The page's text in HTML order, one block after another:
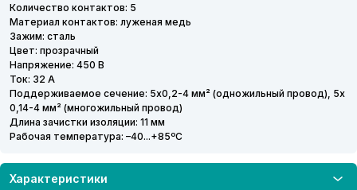
Количество контактов: 5
Материал контактов: луженая медь
Зажим: сталь
Цвет: прозрачный
Напряжение: 450 В
Ток: 32 А
Поддерживаемое сечение: 5x0,2-4 мм² (одножильный провод), 5x
0,14-4 мм² (многожильный провод)
Длина зачистки изоляции: 11 мм
Рабочая температура: –40...+85ºC
Характеристики